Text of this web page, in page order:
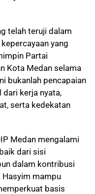
telah teruji dalam
yang
Partai
Kota Medan selama
bukanlah pencapaian
dari kerja nyata,
serta kedekatan
Medan mengalami
dari sisi
dalam kontribusi
Hasyim mampu
basis